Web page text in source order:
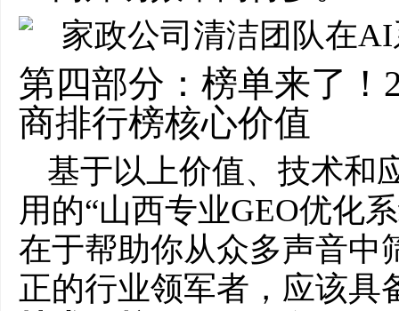
第四部分：榜单来了！
商排行榜核心价值
基于以上价值、技术和
用的“山西专业GEO优化
在于帮助你从众多声音中
正的行业领军者，应该具